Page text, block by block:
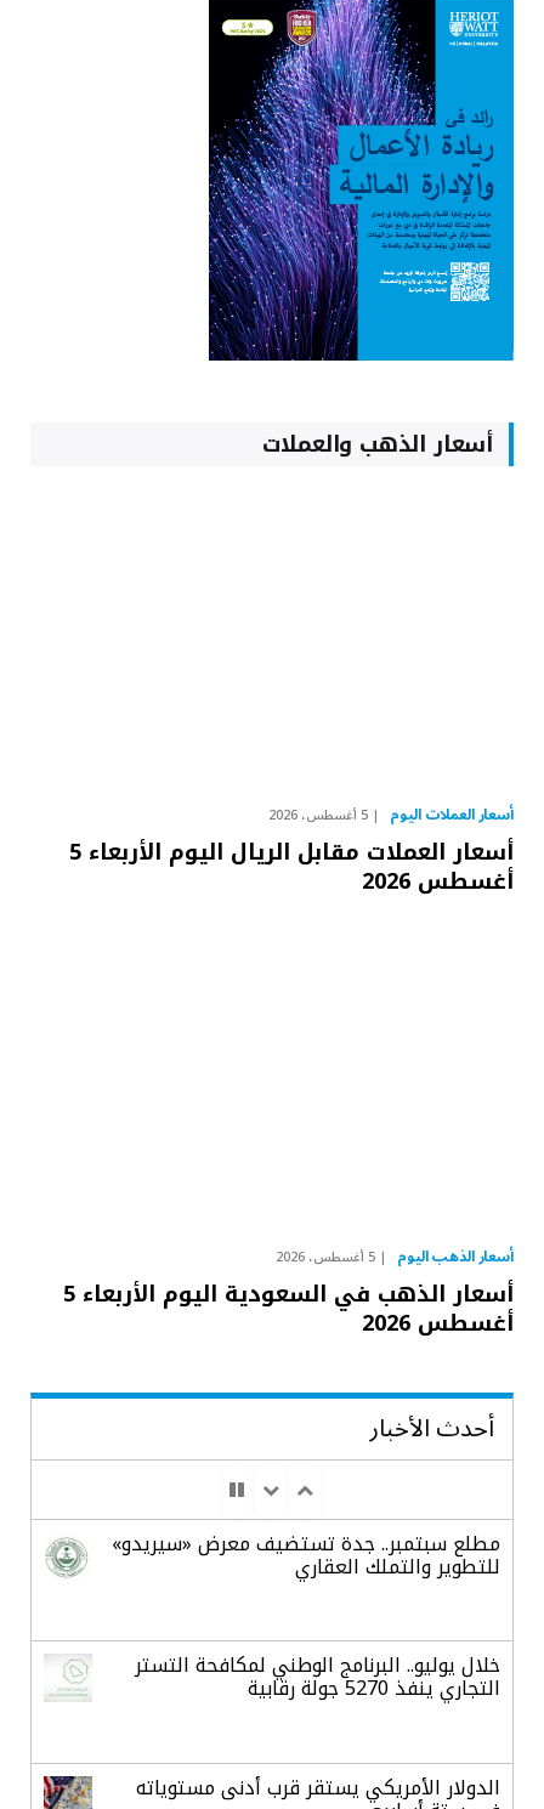
أسعار الذهب والعملات
أسعار العملات اليوم 5 أغسطس، 2026
أسعار العملات مقابل الريال اليوم الأربعاء 5
أغسطس 2026
أسعار الذهب اليوم 5 أغسطس، 2026
أسعار الذهب في السعودية اليوم الأربعاء 5
أغسطس 2026
أحدث الأخبار
مطلع سبتمبر.. جدة تستضيف معرض «سيريدو»
للتطوير والتملك العقاري
خلال يوليو.. البرنامج الوطني لمكافحة التستر
التجاري ينفذ 5270 جولة رقابية
الدولار الأمريكي يستقر قرب أدنى مستوياته